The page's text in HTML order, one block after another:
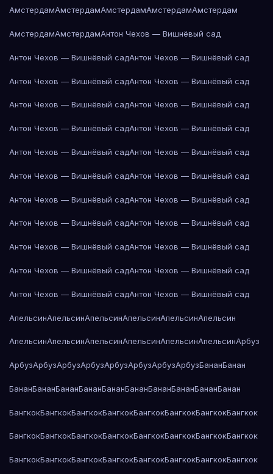
АмстердамАмстердамАмстердамАмстердамАмстердам
АмстердамАмстердамАнтон Чехов — Вишнёвый сад
Антон Чехов — Вишнёвый садАнтон Чехов — Вишнёвый сад
Антон Чехов — Вишнёвый садАнтон Чехов — Вишнёвый сад
Антон Чехов — Вишнёвый садАнтон Чехов — Вишнёвый сад
Антон Чехов — Вишнёвый садАнтон Чехов — Вишнёвый сад
Антон Чехов — Вишнёвый садАнтон Чехов — Вишнёвый сад
Антон Чехов — Вишнёвый садАнтон Чехов — Вишнёвый сад
Антон Чехов — Вишнёвый садАнтон Чехов — Вишнёвый сад
Антон Чехов — Вишнёвый садАнтон Чехов — Вишнёвый сад
Антон Чехов — Вишнёвый садАнтон Чехов — Вишнёвый сад
Антон Чехов — Вишнёвый садАнтон Чехов — Вишнёвый сад
Антон Чехов — Вишнёвый садАнтон Чехов — Вишнёвый сад
АпельсинАпельсинАпельсинАпельсинАпельсинАпельсин
АпельсинАпельсинАпельсинАпельсинАпельсинАпельсинАрбуз
АрбузАрбузАрбузАрбузАрбузАрбузАрбузАрбузБананБанан
БананБананБананБананБананБананБананБананБананБанан
БангкокБангкокБангкокБангкокБангкокБангкокБангкокБангкок
БангкокБангкокБангкокБангкокБангкокБангкокБангкокБангкок
БангкокБангкокБангкокБангкокБангкокБангкокБангкокБангкок